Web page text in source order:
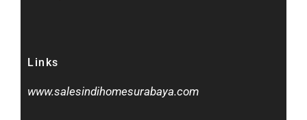
Links
www.salesindihomesurabaya.com​